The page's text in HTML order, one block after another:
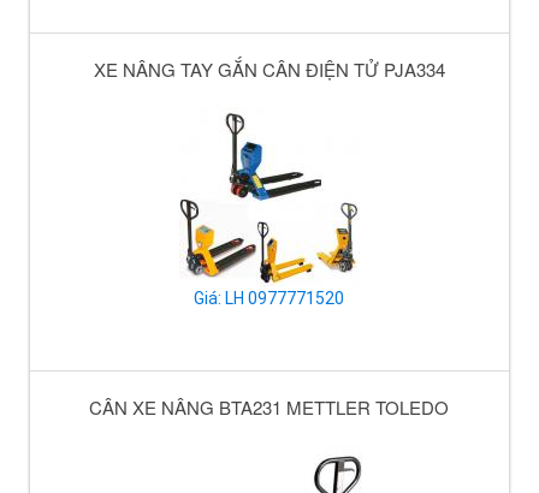
XE NÂNG TAY GẮN CÂN ĐIỆN TỬ PJA334
Giá: LH 0977771520
CÂN XE NÂNG BTA231 METTLER TOLEDO